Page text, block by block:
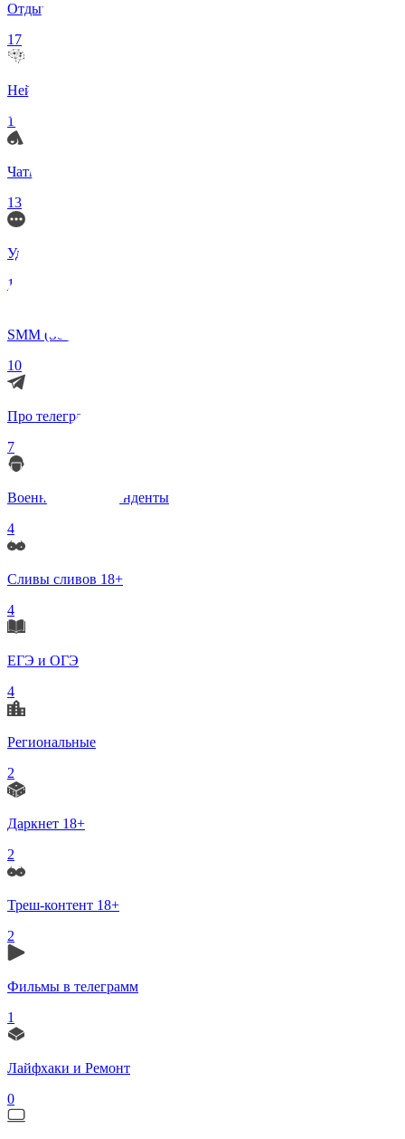
Отдых и Развлечения
17
Нейросети и ИИ
13
Чаты по интересам
13
Удаленка (Работа)
11
SMM (Social Media)
10
Про телеграмм
7
Военные корреспонденты
4
Сливы сливов 18+
4
ЕГЭ и ОГЭ
4
Региональные
2
Даркнет 18+
2
Треш-контент 18+
2
Фильмы в телеграмм
1
Лайфхаки и Ремонт
0